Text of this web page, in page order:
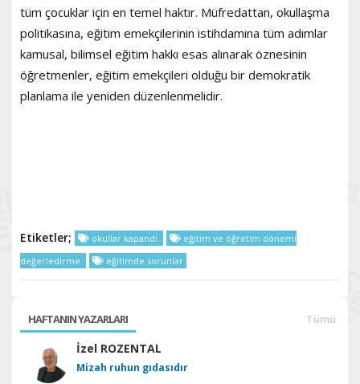
tüm çocuklar için en temel haktır. Müfredattan, okullaşma
politikasına, eğitim emekçilerinin istihdamına tüm adımlar
kamusal, bilimsel eğitim hakkı esas alınarak öznesinin
öğretmenler, eğitim emekçileri olduğu bir demokratik
planlama ile yeniden düzenlenmelidir.
Etiketler; okullar kapandı
eğitim ve öğretim dönemi
değerledirme
eğitimde sorunlar
HAFTANIN YAZARLARI Tümü
İzel ROZENTAL
Mizah ruhun gıdasıdır